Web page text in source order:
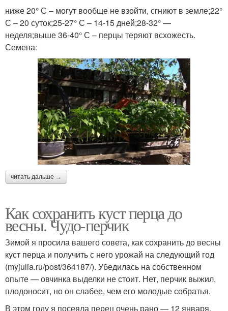
ниже 20° С – могут вообще не взойти, сгниют в земле;22°
С – 20 суток;25-27° С – 14-15 дней;28-32° —
неделя;выше 36-40° С – перцы теряют всхожесть.
Семена:
читать дальше →
Как сохранить куст перца до
весны. Чудо-перчик
Зимой я просила вашего совета, как сохранить до весны
куст перца и получить с него урожай на следующий год
(myjulia.ru/post/364187/). Убедилась на собственном
опыте — овчинка выделки не стоит. Нет, перчик выжил,
плодоносит, но он слабее, чем его молодые собратья.
В этом году я посеяла перец очень рано — 12 января,